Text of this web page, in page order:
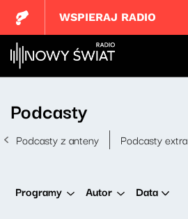
WSPIERAJ RADIO
Podcasty
Podcasty z anteny Podcasty extra
Programy Autor Data